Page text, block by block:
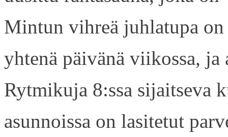
Mintun vihreä juhlatupa on
yhtenä päivänä viikossa, ja
Rytmikuja 8:ssa sijaitseva
asunnoissa on lasitetut